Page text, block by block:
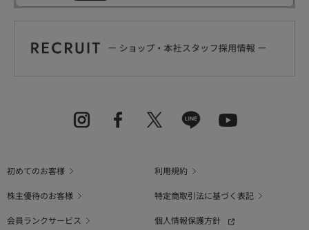
初めてのお客様
利用規約
株主優待のお客様
特定商取引法に基づく表記
会員ランクサービス
個人情報保護方針